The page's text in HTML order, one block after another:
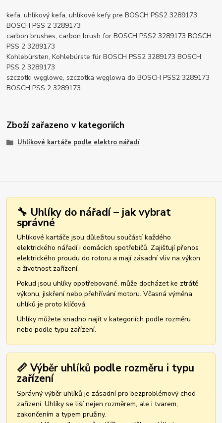
kefa, uhlíkový kefa, uhlíkové kefy pre BOSCH PSS2 3289173
BOSCH PSS 2 3289173
carbon brushes, carbon brush for BOSCH PSS2 3289173 BOSCH
PSS 2 3289173
Kohlebürsten, Kohlebürste für BOSCH PSS2 3289173 BOSCH
PSS 2 3289173
szczotki węglowe, szczotka węglowa do BOSCH PSS2 3289173
BOSCH PSS 2 3289173
Zboží zařazeno v kategoriích
Uhlíkové kartáče podle elektro nářadí
🔧 Uhlíky do nářadí – jak vybrat
správné
Uhlíkové kartáče jsou důležitou součástí každého
elektrického nářadí i domácích spotřebičů. Zajišťují přenos
elektrického proudu do rotoru a mají zásadní vliv na výkon
a životnost zařízení.
Pokud jsou uhlíky opotřebované, může docházet ke ztrátě
výkonu, jiskření nebo přehřívání motoru. Včasná výměna
uhlíků je proto klíčová.
Uhlíky můžete snadno najít v kategoriích podle rozměru
nebo podle typu zařízení.
📏 Výběr uhlíků podle rozměru i typu
zařízení
Správný výběr uhlíků je zásadní pro bezproblémový chod
zařízení. Uhlíky se liší nejen rozměrem, ale i tvarem,
zakončením a typem pružiny.